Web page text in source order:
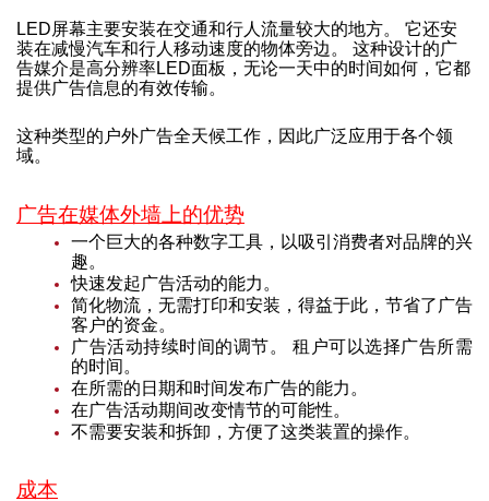
LED屏幕主要安装在交通和行人流量较大的地方。 它还安
装在减慢汽车和行人移动速度的物体旁边。 这种设计的广
告媒介是高分辨率LED面板，无论一天中的时间如何，它都
提供广告信息的有效传输。
这种类型的户外广告全天候工作，因此广泛应用于各个领
域。
广告在媒体外墙上的优势
一个巨大的各种数字工具，以吸引消费者对品牌的兴
趣。
快速发起广告活动的能力。
简化物流，无需打印和安装，得益于此，节省了广告
客户的资金。
广告活动持续时间的调节。 租户可以选择广告所需
的时间。
在所需的日期和时间发布广告的能力。
在广告活动期间改变情节的可能性。
不需要安装和拆卸，方便了这类装置的操作。
成本